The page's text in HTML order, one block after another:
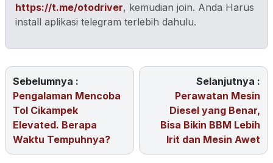
https://t.me/otodriver, kemudian join. Anda Harus
install aplikasi telegram terlebih dahulu.
Sebelumnya :
Pengalaman Mencoba
Tol Cikampek
Elevated. Berapa
Waktu Tempuhnya?
Selanjutnya :
Perawatan Mesin
Diesel yang Benar,
Bisa Bikin BBM Lebih
Irit dan Mesin Awet